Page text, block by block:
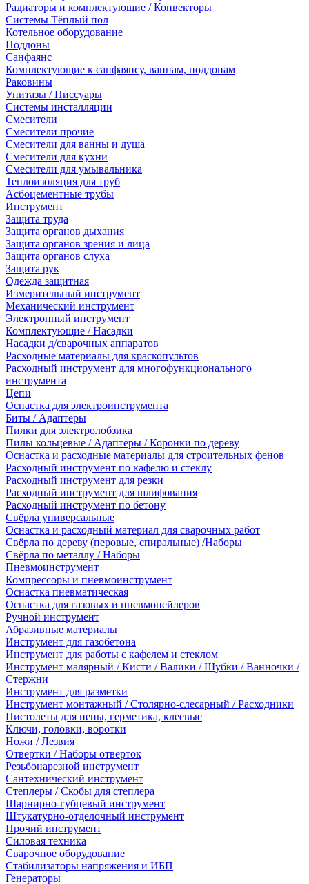
Радиаторы и комплектующие / Конвекторы
Системы Тёплый пол
Котельное оборудование
Поддоны
Санфаянс
Комплектующие к санфаянсу, ваннам, поддонам
Раковины
Унитазы / Писсуары
Системы инсталляции
Смесители
Смесители прочие
Смесители для ванны и душа
Смесители для кухни
Смесители для умывальника
Теплоизоляция для труб
Асбоцементные трубы
Инструмент
Защита труда
Защита органов дыхания
Защита органов зрения и лица
Защита органов слуха
Защита рук
Одежда защитная
Измерительный инструмент
Механический инструмент
Электронный инструмент
Комплектующие / Насадки
Насадки д/сварочных аппаратов
Расходные материалы для краскопультов
Расходный инструмент для многофункционального
инструмента
Цепи
Оснастка для электроинструмента
Биты / Адаптеры
Пилки для электролобзика
Пилы кольцевые / Адаптеры / Коронки по дереву
Оснастка и расходные материалы для строительных фенов
Расходный инструмент по кафелю и стеклу
Расходный инструмент для резки
Расходный инструмент для шлифования
Расходный инструмент по бетону
Свёрла универсальные
Оснастка и расходный материал для сварочных работ
Свёрла по дереву (перовые, спиральные) /Наборы
Свёрла по металлу / Наборы
Пневмоинструмент
Компрессоры и пневмоинструмент
Оснастка пневматическая
Оснастка для газовых и пневмонейлеров
Ручной инструмент
Абразивные материалы
Инструмент для газобетона
Инструмент для работы с кафелем и стеклом
Инструмент малярный / Кисти / Валики / Шубки / Ванночки /
Стержни
Инструмент для разметки
Инструмент монтажный / Столярно-слесарный / Расходники
Пистолеты для пены, герметика, клеевые
Ключи, головки, воротки
Ножи / Лезвия
Отвертки / Наборы отверток
Резьбонарезной инструмент
Сантехнический инструмент
Степлеры / Скобы для степлера
Шарнирно-губцевый инструмент
Штукатурно-отделочный инструмент
Прочий инструмент
Силовая техника
Сварочное оборудование
Стабилизаторы напряжения и ИБП
Генераторы